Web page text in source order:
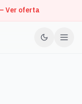
Ver oferta